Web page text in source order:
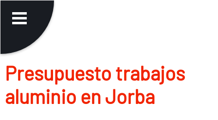
Presupuesto trabajos
aluminio en Jorba